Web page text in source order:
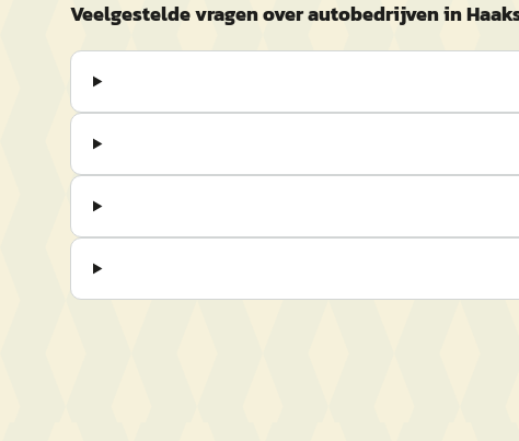
Veelgestelde vragen over autobedrijven in